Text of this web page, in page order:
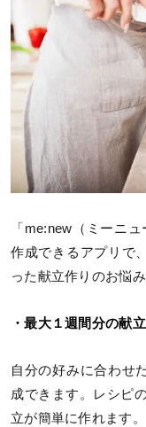
「me:new（ミーニ
作成できるアプリで
った献立作りのお悩
・最大１週間分の献
自分の好みに合わせ
成できます。レシピ
立が簡単に作れます。